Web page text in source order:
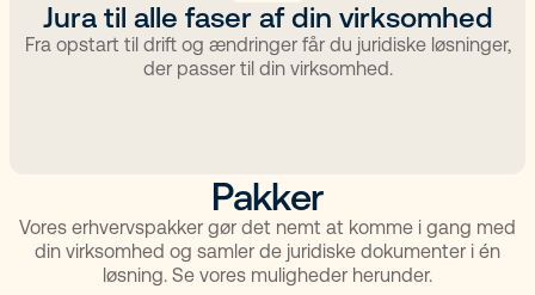
Jura til alle faser af din virksomhed
Fra opstart til drift og ændringer får du juridiske løsninger,
der passer til din virksomhed.
Pakker
Vores erhvervspakker gør det nemt at komme i gang med
din virksomhed og samler de juridiske dokumenter i én
løsning. Se vores muligheder herunder.